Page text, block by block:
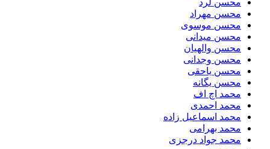
محسن لرد
محسن مهراد
محسن موسوی
محسن میدانی
محسن والهیان
محسن وجدانی
محسن یاحقی
محسن یگانه
محمد اچ اف
محمد احمدی
محمد اسماعیل زاده
محمد بهرامی
محمد جواد درجزی